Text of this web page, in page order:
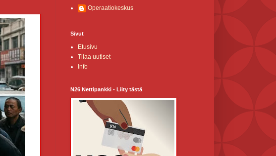
Operaatiokeskus
Sivut
Etusivu
Tilaa uutiset
Info
N26 Nettipankki - Liity tästä